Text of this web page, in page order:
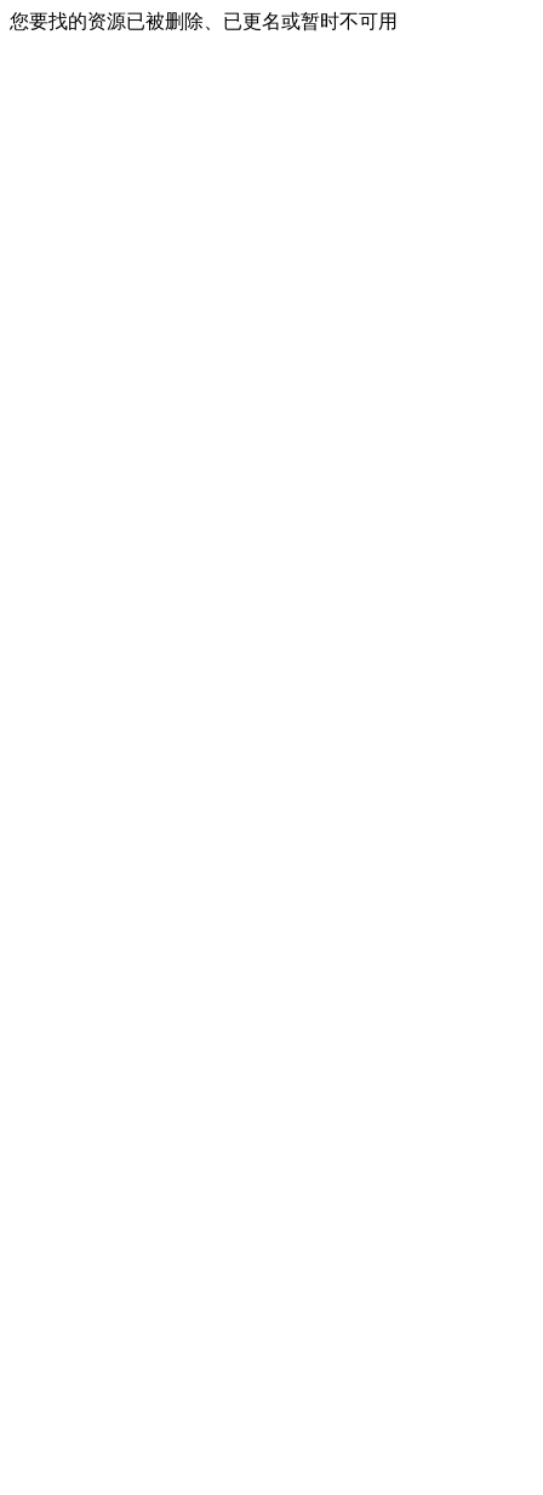
您要找的资源已被删除、已更名或暂时不可用